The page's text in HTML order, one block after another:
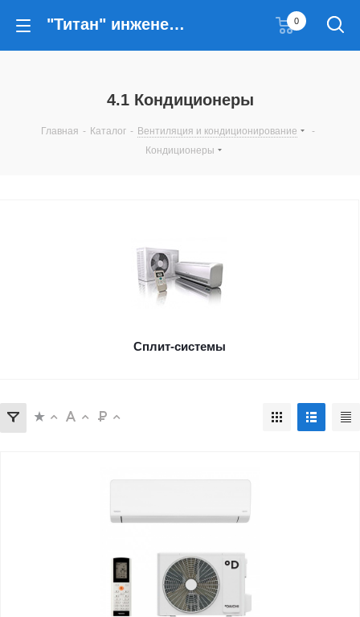
"Титан" инженерные решения 0
4.1 Кондиционеры
Главная - Каталог - Вентиляция и кондиционирование
-
Кондиционеры
Сплит-системы